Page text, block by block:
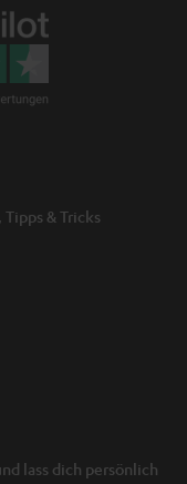
& Tricks
lass dich persönlich